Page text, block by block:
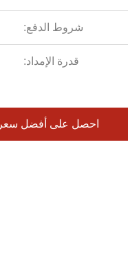
شروط الدفع:
قدرة الإمداد:
احصل على أفضل سعر